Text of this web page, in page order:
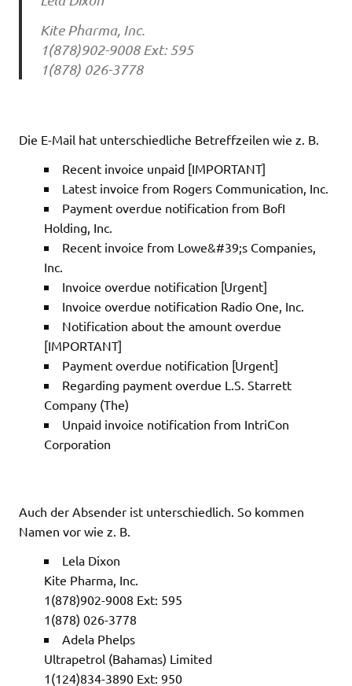
Kite Pharma, Inc.
1(878)902-9008 Ext: 595
1(878) 026-3778
Die E-Mail hat unterschiedliche Betreffzeilen wie z. B.
Recent invoice unpaid [IMPORTANT]
Latest invoice from Rogers Communication, Inc.
Payment overdue notification from BofI
Holding, Inc.
Recent invoice from Lowe&#39;s Companies,
Inc.
Invoice overdue notification [Urgent]
Invoice overdue notification Radio One, Inc.
Notification about the amount overdue
[IMPORTANT]
Payment overdue notification [Urgent]
Regarding payment overdue L.S. Starrett
Company (The)
Unpaid invoice notification from IntriCon
Corporation
Auch der Absender ist unterschiedlich. So kommen
Namen vor wie z. B.
Lela Dixon
Kite Pharma, Inc.
1(878)902-9008 Ext: 595
1(878) 026-3778
Adela Phelps
Ultrapetrol (Bahamas) Limited
1(124)834-3890 Ext: 950